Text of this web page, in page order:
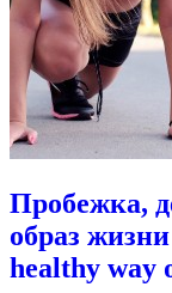
Пробежка,
образ
healthy way